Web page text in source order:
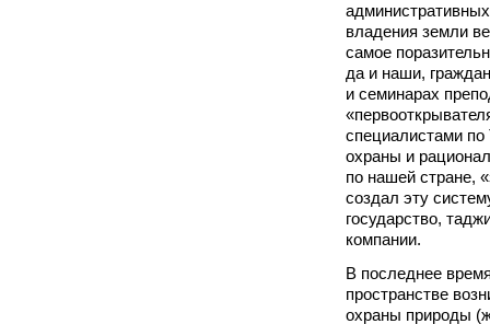
владения земли
самое
да и наши,
и семинарах
специалистами по
охраны и
по нашей стране,
создал эту
государство,
компании.
В последнее
пространстве
охраны природы